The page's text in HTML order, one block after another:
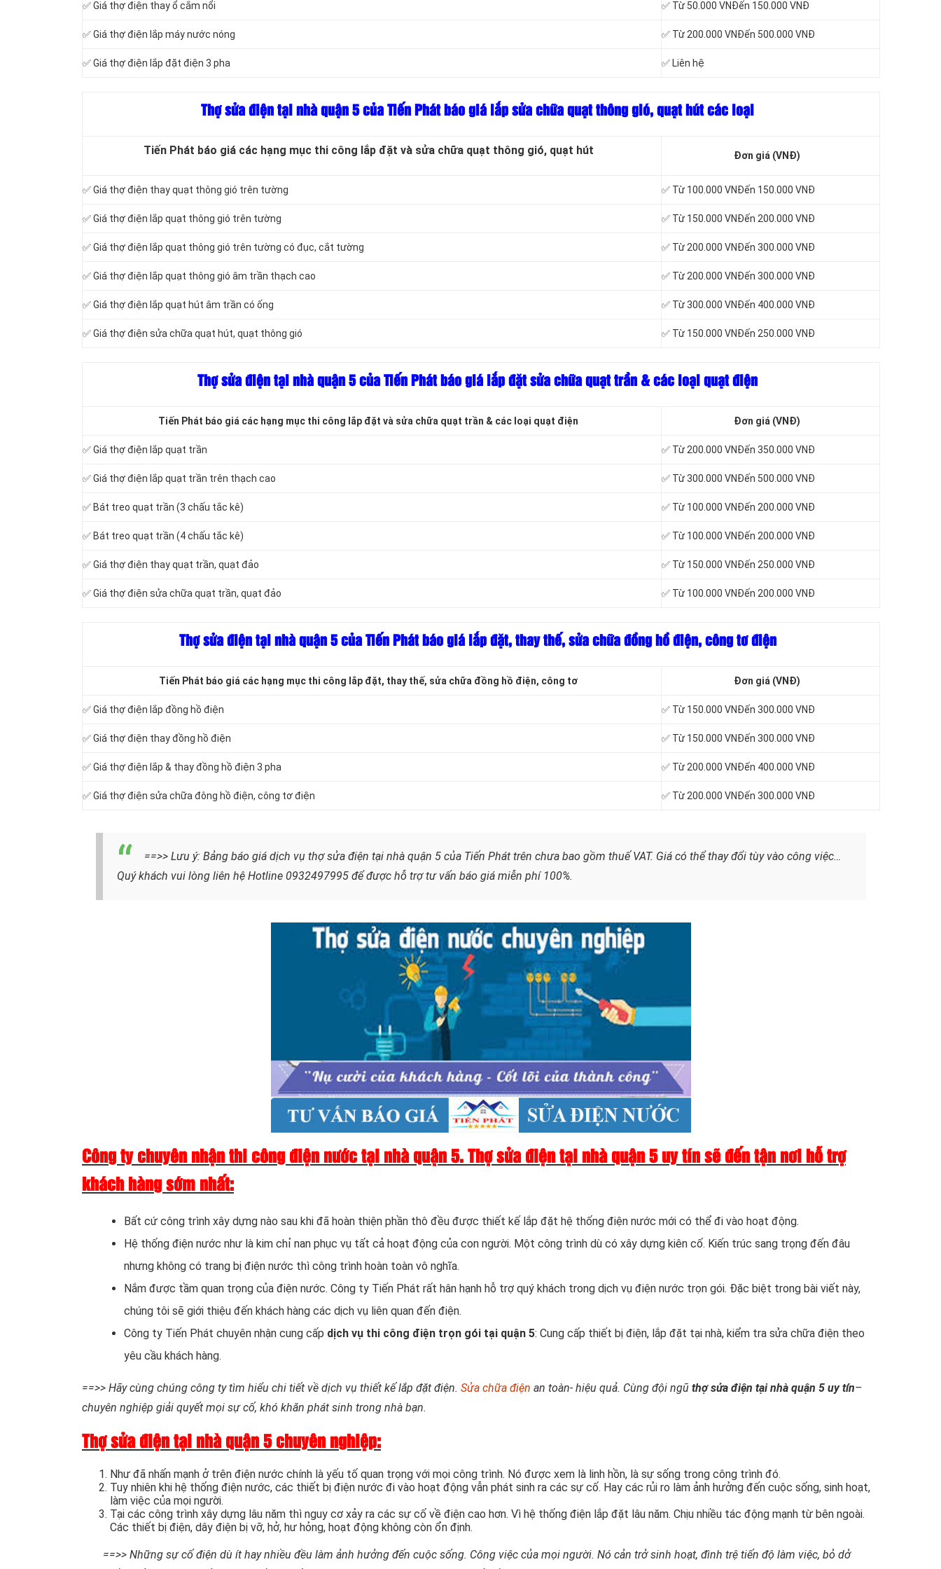
✅ Giá thợ điện thay ổ cắm nổi ✅ Từ 50.000 VNĐến 150.000 VNĐ
✅ Giá thợ điện lắp máy nước nóng ✅ Từ 200.000 VNĐến 500.000 VNĐ
✅ Giá thợ điện lắp đặt điện 3 pha ✅ Liên hệ
Thợ sửa điện tại nhà quận 5 của Tiến Phát báo giá lắp sửa chữa quạt thông gió, quạt hút các loại
Tiến Phát báo giá các hạng mục thi công lắp đặt và sửa chữa quạt thông gió, quạt hút Đơn giá (VNĐ)
✅ Giá thợ điện thay quạt thông gió trên tường ✅ Từ 100.000 VNĐến 150.000 VNĐ
✅ Giá thợ điện lắp quạt thông gió trên tường ✅ Từ 150.000 VNĐến 200.000 VNĐ
✅ Giá thợ điện lắp quạt thông gió trên tường có đục, cắt tường ✅ Từ 200.000 VNĐến 300.000 VNĐ
✅ Giá thợ điện lắp quạt thông gió âm trần thạch cao ✅ Từ 200.000 VNĐến 300.000 VNĐ
✅ Giá thợ điện lắp quạt hút âm trần có ống ✅ Từ 300.000 VNĐến 400.000 VNĐ
✅ Giá thợ điện sửa chữa quạt hút, quạt thông gió ✅ Từ 150.000 VNĐến 250.000 VNĐ
Thợ sửa điện tại nhà quận 5 của Tiến Phát báo giá lắp đặt sửa chữa quạt trần & các loại quạt điện
Tiến Phát báo giá các hạng mục thi công lắp đặt và sửa chữa quạt trần & các loại quạt điện Đơn giá (VNĐ)
✅ Giá thợ điện lắp quạt trần ✅ Từ 200.000 VNĐến 350.000 VNĐ
✅ Giá thợ điện lắp quạt trần trên thạch cao ✅ Từ 300.000 VNĐến 500.000 VNĐ
✅ Bát treo quạt trần (3 chấu tắc kê) ✅ Từ 100.000 VNĐến 200.000 VNĐ
✅ Bát treo quạt trần (4 chấu tắc kê) ✅ Từ 100.000 VNĐến 200.000 VNĐ
✅ Giá thợ điện thay quạt trần, quạt đảo ✅ Từ 150.000 VNĐến 250.000 VNĐ
✅ Giá thợ điện sửa chữa quạt trần, quạt đảo ✅ Từ 100.000 VNĐến 200.000 VNĐ
Thợ sửa điện tại nhà quận 5 của Tiến Phát báo giá lắp đặt, thay thế, sửa chữa đồng hồ điện, công tơ điện
Tiến Phát báo giá các hạng mục thi công lắp đặt, thay thế, sửa chữa đồng hồ điện, công tơ Đơn giá (VNĐ)
✅ Giá thợ điện lắp đồng hồ điện ✅ Từ 150.000 VNĐến 300.000 VNĐ
✅ Giá thợ điện thay đồng hồ điện ✅ Từ 150.000 VNĐến 300.000 VNĐ
✅ Giá thợ điện lắp & thay đồng hồ điện 3 pha ✅ Từ 200.000 VNĐến 400.000 VNĐ
✅ Giá thợ điện sửa chữa đông hồ điện, công tơ điện ✅ Từ 200.000 VNĐến 300.000 VNĐ
==>> Lưu ý: Bảng báo giá dịch vụ thợ sửa điện tại nhà quận 5 của Tiến Phát trên chưa bao gồm thuế VAT. Giá có thể thay đổi tùy vào công việc…
Quý khách vui lòng liên hệ Hotline 0932497995 để được hỗ trợ tư vấn báo giá miễn phí 100%.
Công ty chuyên nhận thi công điện nước tại nhà quận 5. Thợ sửa điện tại nhà quận 5 uy tín sẽ đến tận nơi hỗ trợ
khách hàng sớm nhất:
Bất cứ công trình xây dựng nào sau khi đã hoàn thiện phần thô đều được thiết kế lắp đặt hệ thống điện nước mới có thể đi vào hoạt động.
Hệ thống điện nước như là kim chỉ nan phục vụ tất cả hoạt động của con người. Một công trình dù có xây dựng kiên cố. Kiến trúc sang trọng đến đâu
nhưng không có trang bị điện nước thì công trình hoàn toàn vô nghĩa.
Nắm được tầm quan trọng của điện nước. Công ty Tiến Phát rất hân hạnh hỗ trợ quý khách trong dịch vụ điện nước trọn gói. Đặc biệt trong bài viết này,
chúng tôi sẽ giới thiệu đến khách hàng các dịch vụ liên quan đến điện.
Công ty Tiến Phát chuyên nhận cung cấp dịch vụ thi công điện trọn gói tại quận 5: Cung cấp thiết bị điện, lắp đặt tại nhà, kiểm tra sửa chữa điện theo
yêu cầu khách hàng.
==>> Hãy cùng chúng công ty tìm hiểu chi tiết về dịch vụ thiết kế lắp đặt điện. Sửa chữa điện an toàn- hiệu quả. Cùng đội ngũ thợ sửa điện tại nhà quận 5 uy tín–
chuyên nghiệp giải quyết mọi sự cố, khó khăn phát sinh trong nhà bạn.
Thợ sửa điện tại nhà quận 5 chuyên nghiệp:
Như đã nhấn mạnh ở trên điện nước chính là yếu tố quan trọng với mọi công trình. Nó được xem là linh hồn, là sự sống trong công trình đó.
Tuy nhiên khi hệ thống điện nước, các thiết bị điện nước đi vào hoạt động vẫn phát sinh ra các sự cố. Hay các rủi ro làm ảnh hưởng đến cuộc sống, sinh hoạt,
làm việc của mọi người.
Tại các công trình xây dựng lâu năm thì nguy cơ xảy ra các sự cố về điện cao hơn. Vì hệ thống điện lắp đặt lâu năm. Chịu nhiều tác động mạnh từ bên ngoài.
Các thiết bị điện, dây điện bị vỡ, hở, hư hỏng, hoạt động không còn ổn định.
==>> Những sự cố điện dù ít hay nhiều đều làm ảnh hưởng đến cuộc sống. Công việc của mọi người. Nó cản trở sinh hoạt, đình trệ tiến độ làm việc, bỏ dở